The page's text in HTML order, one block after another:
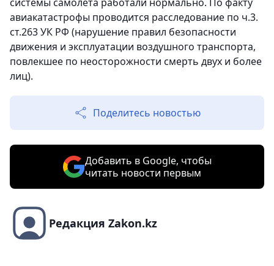
авиакатастрофы проводится расследование по ч.3.
ст.263 УК РФ (нарушение правил безопасности
движения и эксплуатации воздушного транспорта,
повлекшее по неосторожности смерть двух и более
лиц).
Поделитесь новостью
Добавить в Google, чтобы
читать новости первым
Редакция Zakon.kz